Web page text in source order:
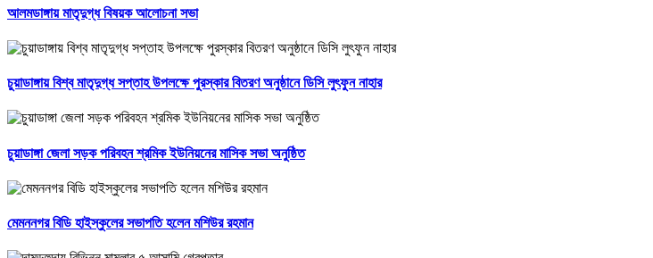
আলমডাঙ্গায় মাতৃদুগ্ধ বিষয়ক আলোচনা সভা
চুয়াডাঙ্গায় বিশ্ব মাতৃদুগ্ধ সপ্তাহ উপলক্ষে পুরস্কার বিতরণ অনুষ্ঠানে ডিসি লুৎফুন নাহার
চুয়াডাঙ্গা জেলা সড়ক পরিবহন শ্রমিক ইউনিয়নের মাসিক সভা অনুষ্ঠিত
মেমননগর বিডি হাইস্কুলের সভাপতি হলেন মশিউর রহমান